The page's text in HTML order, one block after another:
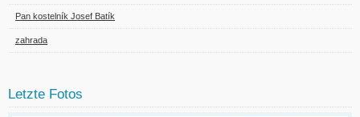
Pan kostelník Josef Batík
zahrada
Letzte Fotos